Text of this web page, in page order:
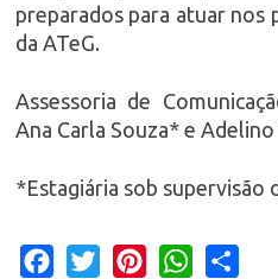
preparados para atuar nos
da ATeG.
Assessoria de
Ana Carla Souza* e
*Estagiária sob supervisão
Facebook
Twitter PinterestWhatsApp